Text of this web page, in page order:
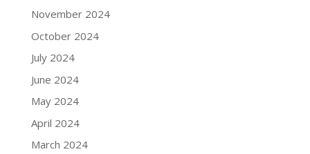
November 2024
October 2024
July 2024
June 2024
May 2024
April 2024
March 2024